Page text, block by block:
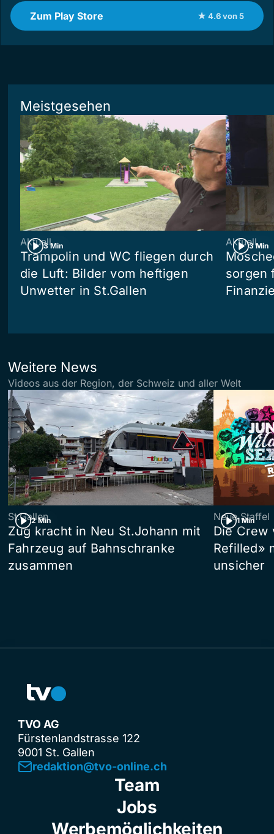
Zum Play Store ★ 4.6 von 5
Meistgesehen
3 Min
Aktuell
Trampolin und WC fliegen durch
die Luft: Bilder vom heftigen
Unwetter in St.Gallen
3 Min
Aktuell
sorgen
Weitere News
Videos aus der Region, der Schweiz und aller Welt
2 Min
St.Gallen
Zug kracht in Neu St.Johann mit
Fahrzeug auf Bahnschranke
zusammen
1 Min
Neue Staffel
Die Crew
Refilled»
unsicher
TVO AG
Fürstenlandstrasse 122
9001 St. Gallen
redaktion@tvo-online.ch
Team
Jobs
Werbemöglichkeiten